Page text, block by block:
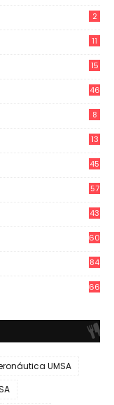
2
11
15
46
8
13
45
57
43
60
84
66
UMSA